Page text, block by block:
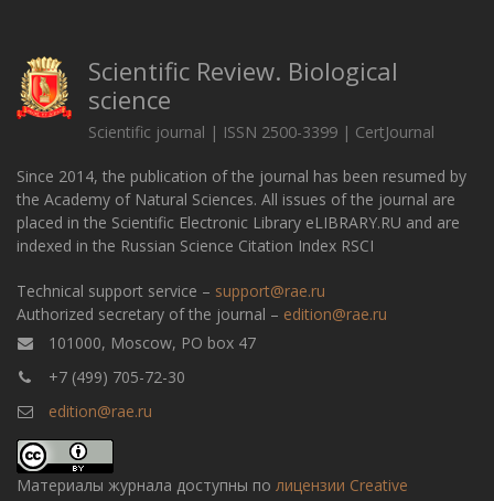
Scientific Review. Biological
science
Scientific journal | ISSN 2500-3399 | CertJournal
Since 2014, the publication of the journal has been resumed by
the Academy of Natural Sciences. All issues of the journal are
placed in the Scientific Electronic Library eLIBRARY.RU and are
indexed in the Russian Science Citation Index RSCI
Technical support service – support@rae.ru
Authorized secretary of the journal – edition@rae.ru
101000, Moscow, PO box 47
+7 (499) 705-72-30
edition@rae.ru
Материалы журнала доступны по лицензии Creative